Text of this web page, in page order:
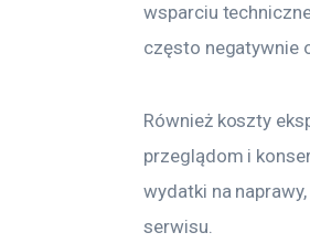
wsparciu
często negatywnie
Również koszty
przeglądom i
wydatki na
serwisu.